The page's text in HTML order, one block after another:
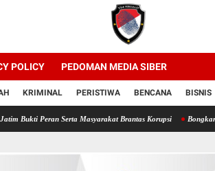
POLICY PEDOMAN MEDIA SIBER
KRIMINAL PERISTIWA BENCANA BISNIS
Masyarakat Brantas Korupsi Bongkar Sindikat Buzzer